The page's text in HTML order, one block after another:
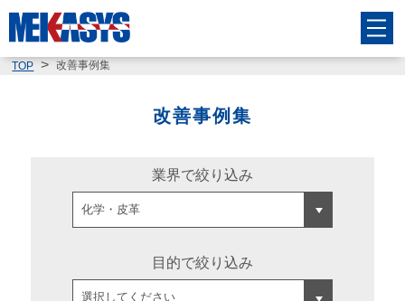
TOP 改善事例集
改善事例集
業界で絞り込み
目的で絞り込み